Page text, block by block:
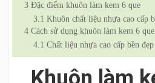
3 Đặc điểm khuôn làm kem 6 que
3.1 Khuôn chất liệu nhựa cao cấp
4 Cách sử dụng khuôn làm kem 6 que
4.1 Chất liệu nhựa cao cấp bền đẹp